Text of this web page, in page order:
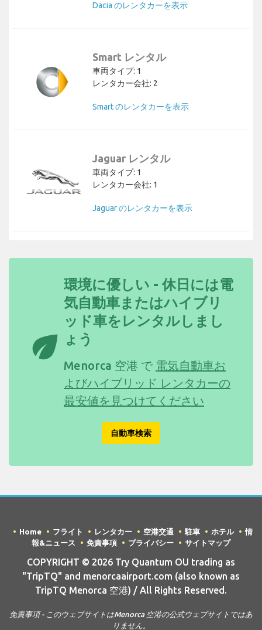
Dacia のレンタカーを表示
Smart レンタル
車両タイプ: 1
レンタカー会社: 2
Smart のレンタカーを表示
Jaguar レンタル
車両タイプ: 1
レンタカー会社: 1
Jaguar のレンタカーを表示
eco
環境に優しい - 休日には電
気自動車またはハイブリ
ッド車をレンタルしまし
ょう
Menorca 空港 で 電気自動車お
よびハイブリッド レンタカーの
最安値を見つけてください
自動車検索
Home フライト レンタカー 空港交通 駐車 ホテル
情
報&ニュース
免責事項 プライバシー サイトマップ
COPYRIGHT © 2026 Try Quantum OU trading as
"TripTQ" and menorcaairport.com (also known as
TripTQ Menorca 空港) / All Rights Reserved.
免責事項 - このウェブサイトはMenorca 空港の公式ウェブサイトではあ
りません。